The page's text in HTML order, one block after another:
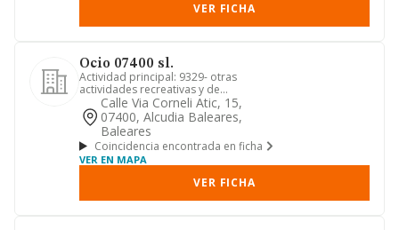
VER FICHA
Ocio 07400 sl.
Actividad principal: 9329- otras
actividades recreativas y de
entretenimiento. otras actividades: -...
Calle Via Corneli Atic, 15,
07400, Alcudia Baleares,
Baleares
Coincidencia encontrada en ficha
VER EN MAPA
VER FICHA